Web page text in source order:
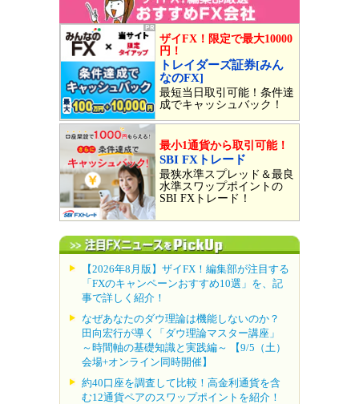
ザイFX！限定で最大10000
円！
トレイダーズ証券[みん
なのFX]
最短当日取引可能！条件達
成でキャッシュバック！
最小1通貨から取引可能！
SBI FXトレード
最狭水準スプレッド＆最良
水準スワップポイントの
SBI FXトレード！
【2026年8月版】ザイFX！編集部が注目する
「FXのキャンペーンおすすめ10選」を、記
事で詳しく紹介！
なぜあなたのダウ理論は機能しないのか？
田向宏行が導く「ダウ理論マスター講座」
～時間軸の基礎知識と実践編～ 【9/5（土）
会場+オンライン同時開催】
約40口座を調査して比較！高金利通貨を含
む12通貨ペアのスワップポイントを紹介！